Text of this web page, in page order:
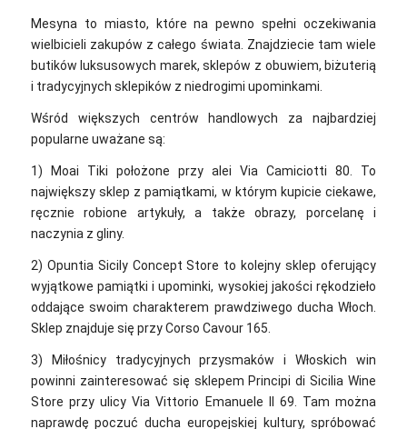
Mesyna to miasto, które na pewno spełni oczekiwania
wielbicieli zakupów z całego świata. Znajdziecie tam wiele
butików luksusowych marek, sklepów z obuwiem, biżuterią
i tradycyjnych sklepików z niedrogimi upominkami.
Wśród większych centrów handlowych za najbardziej
popularne uważane są:
1) Moai Tiki położone przy alei Via Camiciotti 80. To
największy sklep z pamiątkami, w którym kupicie ciekawe,
ręcznie robione artykuły, a także obrazy, porcelanę i
naczynia z gliny.
2) Opuntia Sicily Concept Store to kolejny sklep oferujący
wyjątkowe pamiątki i upominki, wysokiej jakości rękodzieło
oddające swoim charakterem prawdziwego ducha Włoch.
Sklep znajduje się przy Corso Cavour 165.
3) Miłośnicy tradycyjnych przysmaków i Włoskich win
powinni zainteresować się sklepem Principi di Sicilia Wine
Store przy ulicy Via Vittorio Emanuele II 69. Tam można
naprawdę poczuć ducha europejskiej kultury, spróbować